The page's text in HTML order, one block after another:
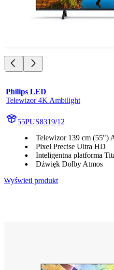
Philips LED
Telewizor 4K Ambilight
55PUS8319/12
Telewizor 139 cm
Pixel Precise Ultra HD
Inteligentna platforma
Dźwięk Dolby Atmos
Wyświetl produkt